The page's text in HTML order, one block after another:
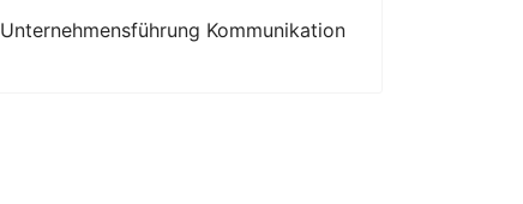
Unternehmensführung Kommunikation